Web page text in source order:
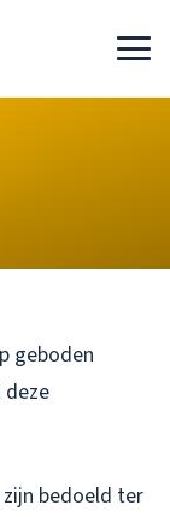
geboden
bedoeld ter